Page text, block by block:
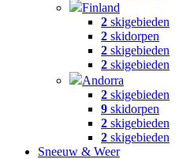
Finland
2 skigebieden
2 skidorpen
2 skigebieden
2 skigebieden
Andorra
2 skigebieden
9 skidorpen
2 skigebieden
2 skigebieden
Sneeuw & Weer